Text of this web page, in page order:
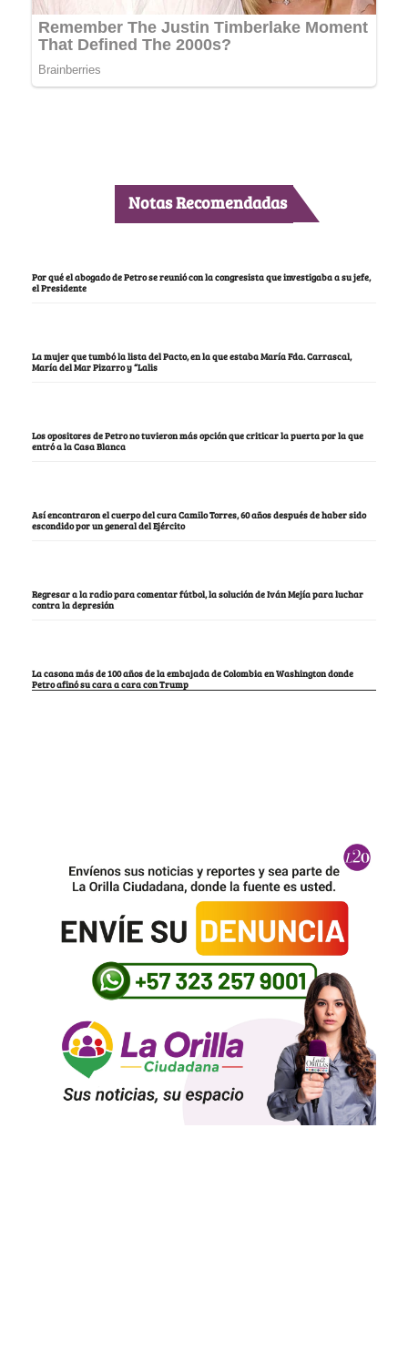
Notas Recomendadas
Por qué el abogado de Petro se reunió con la congresista que investigaba a su jefe,
el Presidente
La mujer que tumbó la lista del Pacto, en la que estaba María Fda. Carrascal,
María del Mar Pizarro y “Lalis
Los opositores de Petro no tuvieron más opción que criticar la puerta por la que
entró a la Casa Blanca
Así encontraron el cuerpo del cura Camilo Torres, 60 años después de haber sido
escondido por un general del Ejército
Regresar a la radio para comentar fútbol, la solución de Iván Mejía para luchar
contra la depresión
La casona más de 100 años de la embajada de Colombia en Washington donde
Petro afinó su cara a cara con Trump